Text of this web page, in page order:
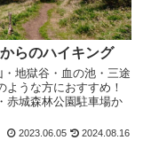
らのハイキング
地獄谷・血の池・三途
うな方におすすめ！
赤城森林公園駐車場か
2023.06.05 2024.08.16